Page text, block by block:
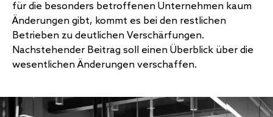
für die besonders betroffenen Unternehmen kaum
Änderungen gibt, kommt es bei den restlichen
Betrieben zu deutlichen Verschärfungen.
Nachstehender Beitrag soll einen Überblick über die
wesentlichen Änderungen verschaffen.